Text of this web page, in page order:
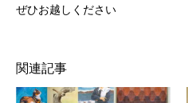
ぜひお越しください
関連記事